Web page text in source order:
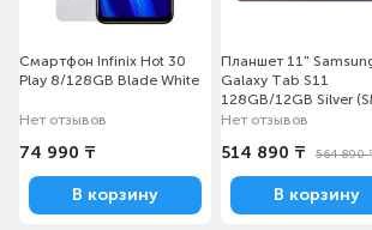
вам —
наслаждаться
играми и
просмотром
видео. Забудьте о
разряженном
Смартфон Infinix Hot 30
Play 8/128GB Blade White
Нет отзывов
74 990 ₸
В корзину
Планшет 11"
Galaxy Tab S11
128GB/12GB Silver
X736BZSASKZ)
Нет отзывов
514 890 ₸ 564 890
В корзину